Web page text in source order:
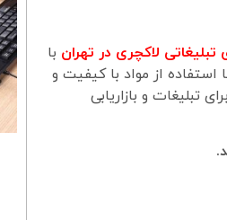
تبلیغاتی لاکچری در تهران با
از مواد با کیفیت و
تبلیغات و بازاریابی